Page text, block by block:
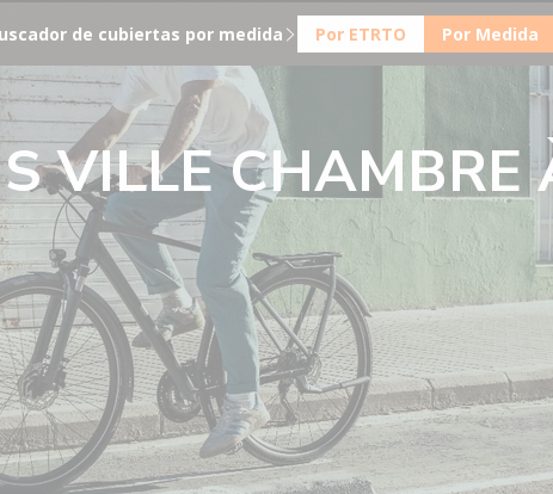
de cubiertas por medida Por ETRTO Por Medida
VILLE CHAMBRE